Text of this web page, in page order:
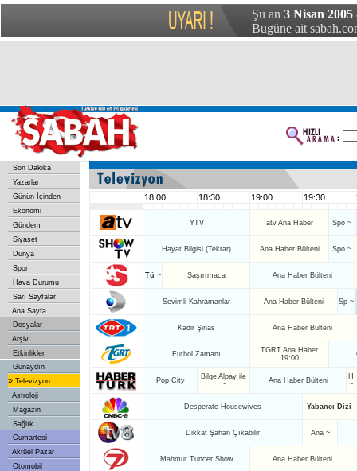
Şu an 3 Nisan 2005
Bugüne ait
Son Dakika
Yazarlar
Günün İçinden
Ekonomi
Gündem
Siyaset
Dünya
Spor
Hava Durumu
Sarı Sayfalar
Ana Sayfa
Dosyalar
Arşiv
Etkinlikler
Günaydın
» Televizyon
Astroloji
Magazin
Sağlık
Cumartesi
Aktüel Pazar
Otomobil
18:00 18:30 19:00 19:30
YTV atv Ana Haber Spo ~
Hayat Bilgisi (Tekrar) Ana Haber Bülteni Spo ~
Tü ~ Şaşırtmaca Ana Haber Bülteni
Sevimli Kahramanlar Ana Haber Bülteni Sp ~
Kadir Şinas Ana Haber Bülteni
Futbol Zamanı
TGRT Ana Haber
19:00
Pop City
Bilge Alpay ile
~
Ana Haber Bülteni
H
~
Desperate Housewives Yabancı Dizi
Dikkat Şahan Çıkabilir Ana ~
Mahmut Tuncer Show Ana Haber Bülteni